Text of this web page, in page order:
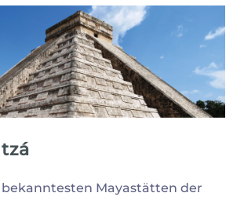
bekanntesten Mayastätten der